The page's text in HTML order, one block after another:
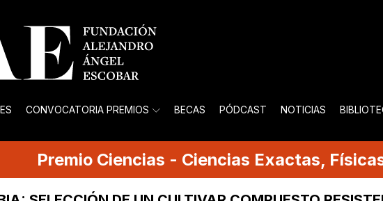
CONVOCATORIA PREMIOS BECAS PÓDCAST NOTICIAS
Premio Ciencias - Ciencias Exactas,